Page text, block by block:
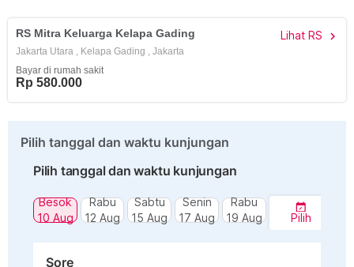
RS Mitra Keluarga Kelapa Gading Lihat RS chevron_right
Jakarta Utara , Kelapa Gading , Jakarta
Bayar di rumah sakit
Rp 580.000
Pilih tanggal dan waktu kunjungan
Pilih tanggal dan waktu kunjungan
Besok
10 Aug
Rabu
12 Aug
Sabtu
15 Aug
Senin
17 Aug
Rabu
19 Aug
Pilih
Sore